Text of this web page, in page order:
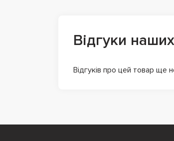
Відгуки
Відгуків про цей товар ще